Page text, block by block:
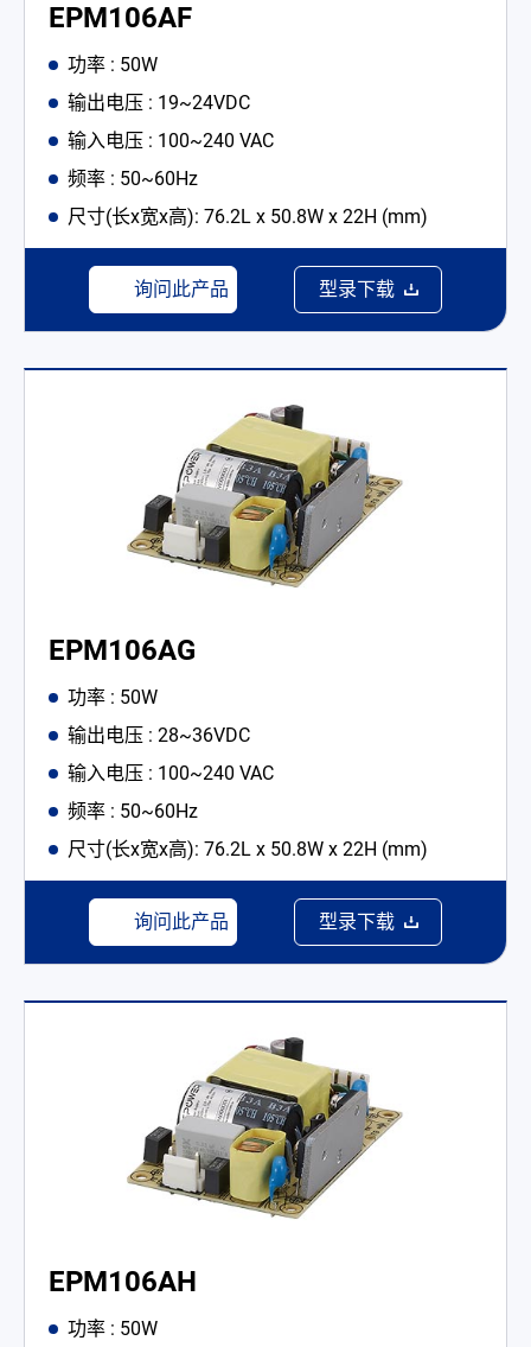
EPM106AF
功率 : 50W
输出电压 : 19~24VDC
输入电压 : 100~240 VAC
频率 : 50~60Hz
尺寸(长x宽x高): 76.2L x 50.8W x 22H (mm)
询问此产品 型录下载
EPM106AG
功率 : 50W
输出电压 : 28~36VDC
输入电压 : 100~240 VAC
频率 : 50~60Hz
尺寸(长x宽x高): 76.2L x 50.8W x 22H (mm)
询问此产品 型录下载
EPM106AH
功率 : 50W